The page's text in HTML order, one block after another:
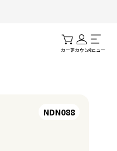
カートアカウントメニュー
NDN088